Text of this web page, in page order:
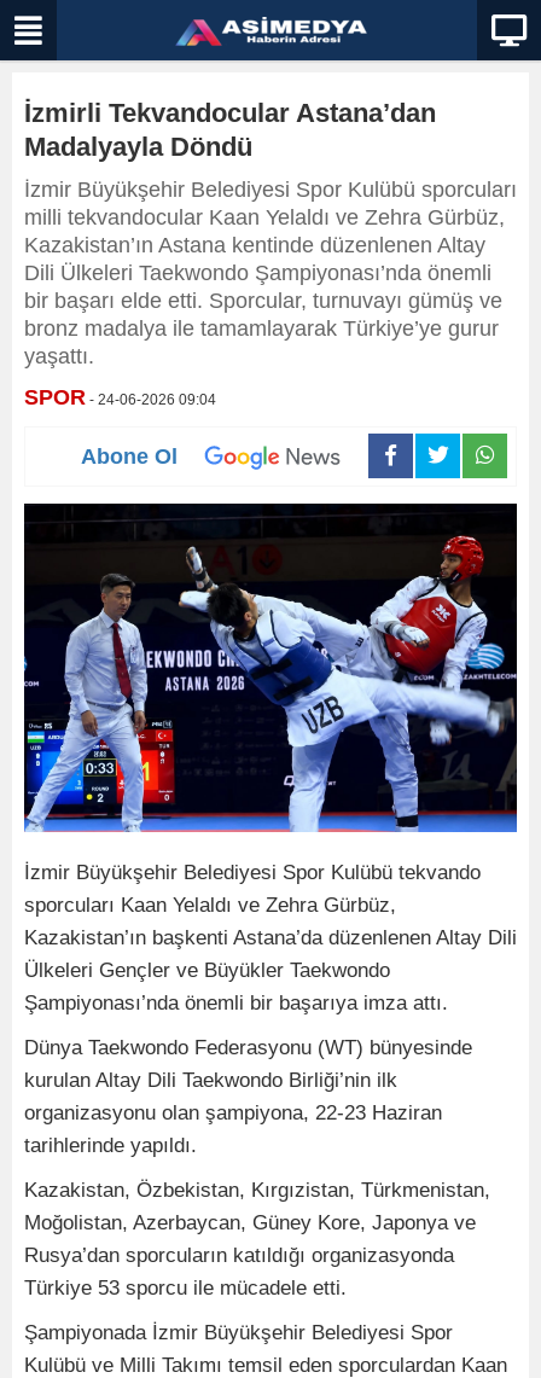
İzmirli Tekvandocular Astana’dan
Madalyayla Döndü
İzmir Büyükşehir Belediyesi Spor Kulübü sporcuları
milli tekvandocular Kaan Yelaldı ve Zehra Gürbüz,
Kazakistan’ın Astana kentinde düzenlenen Altay
Dili Ülkeleri Taekwondo Şampiyonası’nda önemli
bir başarı elde etti. Sporcular, turnuvayı gümüş ve
bronz madalya ile tamamlayarak Türkiye’ye gurur
yaşattı.
SPOR - 24-06-2026 09:04
Abone Ol
İzmir Büyükşehir Belediyesi Spor Kulübü tekvando
sporcuları Kaan Yelaldı ve Zehra Gürbüz,
Kazakistan’ın başkenti Astana’da düzenlenen Altay Dili
Ülkeleri Gençler ve Büyükler Taekwondo
Şampiyonası’nda önemli bir başarıya imza attı.
Dünya Taekwondo Federasyonu (WT) bünyesinde
kurulan Altay Dili Taekwondo Birliği’nin ilk
organizasyonu olan şampiyona, 22-23 Haziran
tarihlerinde yapıldı.
Kazakistan, Özbekistan, Kırgızistan, Türkmenistan,
Moğolistan, Azerbaycan, Güney Kore, Japonya ve
Rusya’dan sporcuların katıldığı organizasyonda
Türkiye 53 sporcu ile mücadele etti.
Şampiyonada İzmir Büyükşehir Belediyesi Spor
Kulübü ve Milli Takımı temsil eden sporculardan Kaan